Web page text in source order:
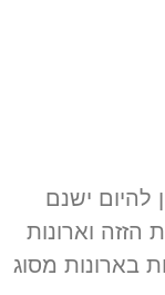
להיום ישנם
הזזה וארונות
בארונות מסוג